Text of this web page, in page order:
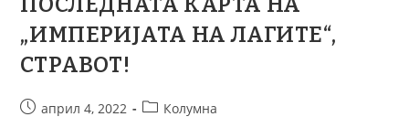
„ИМПЕРИЈАТА НА ЛАГИТЕ“,
СТРАВОТ!
април 4, 2022 Колумна